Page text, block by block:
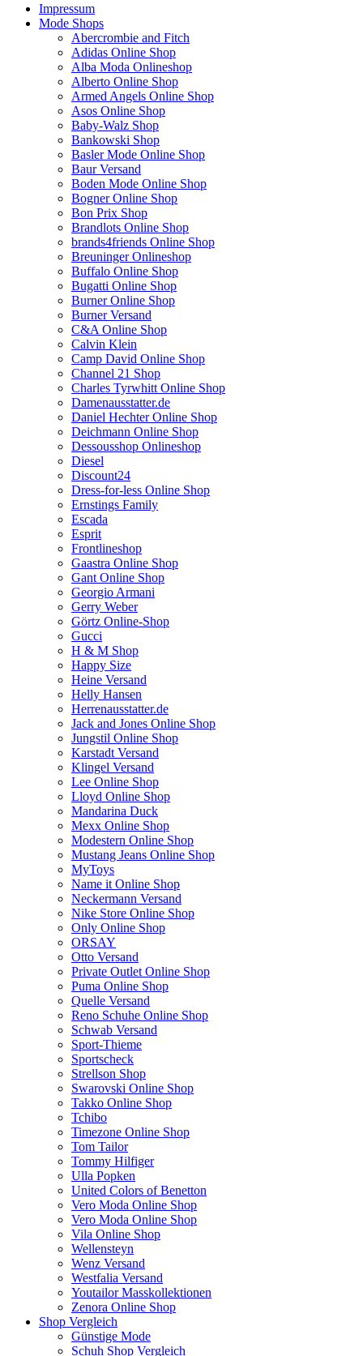
Impressum
Mode Shops
Abercrombie and Fitch
Adidas Online Shop
Alba Moda Onlineshop
Alberto Online Shop
Armed Angels Online Shop
Asos Online Shop
Baby-Walz Shop
Bankowski Shop
Basler Mode Online Shop
Baur Versand
Boden Mode Online Shop
Bogner Online Shop
Bon Prix Shop
Brandlots Online Shop
brands4friends Online Shop
Breuninger Onlineshop
Buffalo Online Shop
Bugatti Online Shop
Burner Online Shop
Burner Versand
C&A Online Shop
Calvin Klein
Camp David Online Shop
Channel 21 Shop
Charles Tyrwhitt Online Shop
Damenausstatter.de
Daniel Hechter Online Shop
Deichmann Online Shop
Dessousshop Onlineshop
Diesel
Discount24
Dress-for-less Online Shop
Ernstings Family
Escada
Esprit
Frontlineshop
Gaastra Online Shop
Gant Online Shop
Georgio Armani
Gerry Weber
Görtz Online-Shop
Gucci
H & M Shop
Happy Size
Heine Versand
Helly Hansen
Herrenausstatter.de
Jack and Jones Online Shop
Jungstil Online Shop
Karstadt Versand
Klingel Versand
Lee Online Shop
Lloyd Online Shop
Mandarina Duck
Mexx Online Shop
Modestern Online Shop
Mustang Jeans Online Shop
MyToys
Name it Online Shop
Neckermann Versand
Nike Store Online Shop
Only Online Shop
ORSAY
Otto Versand
Private Outlet Online Shop
Puma Online Shop
Quelle Versand
Reno Schuhe Online Shop
Schwab Versand
Sport-Thieme
Sportscheck
Strellson Shop
Swarovski Online Shop
Takko Online Shop
Tchibo
Timezone Online Shop
Tom Tailor
Tommy Hilfiger
Ulla Popken
United Colors of Benetton
Vero Moda Online Shop
Vero Moda Online Shop
Vila Online Shop
Wellensteyn
Wenz Versand
Westfalia Versand
Youtailor Masskollektionen
Zenora Online Shop
Shop Vergleich
Günstige Mode
Schuh Shop Vergleich